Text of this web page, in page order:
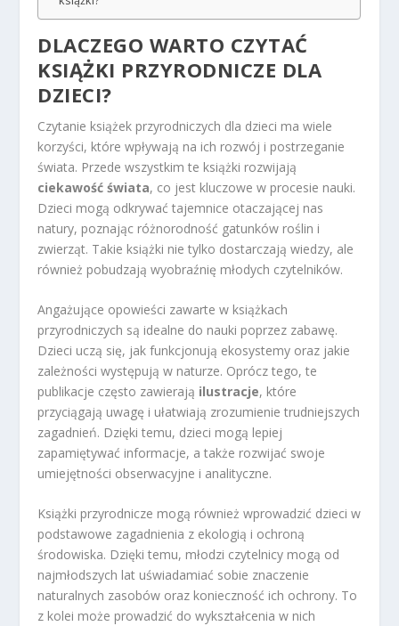
DLACZEGO WARTO CZYTAĆ
KSIĄŻKI PRZYRODNICZE DLA
DZIECI?
Czytanie książek przyrodniczych dla dzieci ma wiele
korzyści, które wpływają na ich rozwój i postrzeganie
świata. Przede wszystkim te książki rozwijają
ciekawość świata, co jest kluczowe w procesie nauki.
Dzieci mogą odkrywać tajemnice otaczającej nas
natury, poznając różnorodność gatunków roślin i
zwierząt. Takie książki nie tylko dostarczają wiedzy, ale
również pobudzają wyobraźnię młodych czytelników.
Angażujące opowieści zawarte w książkach
przyrodniczych są idealne do nauki poprzez zabawę.
Dzieci uczą się, jak funkcjonują ekosystemy oraz jakie
zależności występują w naturze. Oprócz tego, te
publikacje często zawierają ilustracje, które
przyciągają uwagę i ułatwiają zrozumienie trudniejszych
zagadnień. Dzięki temu, dzieci mogą lepiej
zapamiętywać informacje, a także rozwijać swoje
umiejętności obserwacyjne i analityczne.
Książki przyrodnicze mogą również wprowadzić dzieci w
podstawowe zagadnienia z ekologią i ochroną
środowiska. Dzięki temu, młodzi czytelnicy mogą od
najmłodszych lat uświadamiać sobie znaczenie
naturalnych zasobów oraz konieczność ich ochrony. To
z kolei może prowadzić do wykształcenia w nich